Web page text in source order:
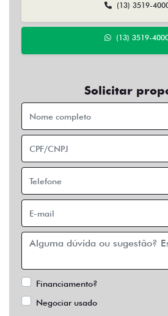
(13) 3519-
(13) 3519-
Solicitar
Financiamento?
Negociar usado